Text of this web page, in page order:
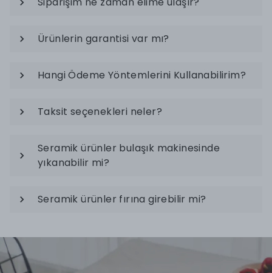
Ürünlerin garantisi var mı?
Hangi Ödeme Yöntemlerini Kullanabilirim?
Taksit seçenekleri neler?
Seramik ürünler bulaşık makinesinde
yıkanabilir mi?
Seramik ürünler fırına girebilir mi?